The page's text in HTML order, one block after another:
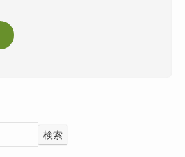
検索